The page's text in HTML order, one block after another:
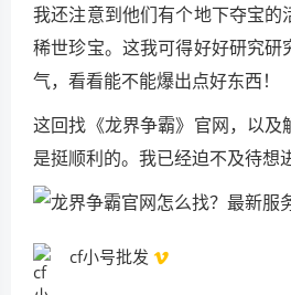
我还注意到他们有个地下夺宝的
稀世珍宝。这我可得好好研究研
气，看看能不能爆出点好东西！
这回找《龙界争霸》官网，以及
是挺顺利的。我已经迫不及待想
cf小号批发